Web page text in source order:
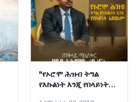
"የኦሮሞ ሕዝብ ትግል
የእኩልነት እንጂ የበላይነት